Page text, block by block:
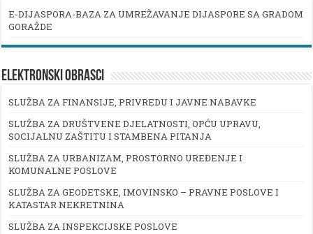
E-DIJASPORA-BAZA ZA UMREŽAVANJE DIJASPORE SA GRADOM
GORAŽDE
ELEKTRONSKI OBRASCI
SLUŽBA ZA FINANSIJE, PRIVREDU I JAVNE NABAVKE
SLUŽBA ZA DRUŠTVENE DJELATNOSTI, OPĆU UPRAVU,
SOCIJALNU ZAŠTITU I STAMBENA PITANJA
SLUŽBA ZA URBANIZAM, PROSTORNO UREĐENJE I
KOMUNALNE POSLOVE
SLUŽBA ZA GEODETSKE, IMOVINSKO – PRAVNE POSLOVE I
KATASTAR NEKRETNINA
SLUŽBA ZA INSPEKCIJSKE POSLOVE